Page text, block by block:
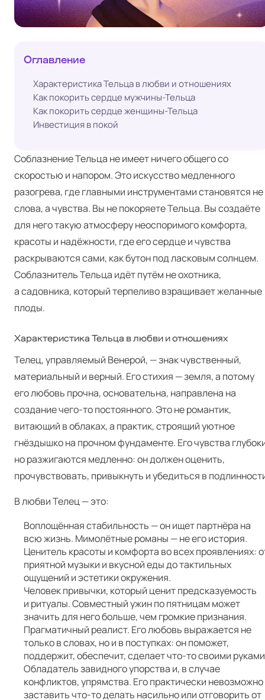
Оглавление
Характеристика Тельца в любви и отношениях
Как покорить сердце мужчины-Тельца
Как покорить сердце женщины-Тельца
Инвестиция в покой
Соблазнение Тельца не имеет ничего общего со
скоростью и напором. Это искусство медленного
разогрева, где главными инструментами становятся не
слова, а чувства. Вы не покоряете Тельца. Вы создаёте
для него такую атмосферу неоспоримого комфорта,
красоты и надёжности, где его сердце и чувства
раскрываются сами, как бутон под ласковым солнцем.
Соблазнитель Тельца идёт путём не охотника,
а садовника, который терпеливо взращивает желанные
плоды.
Характеристика Тельца в любви и отношениях
Телец, управляемый Венерой, — знак чувственный,
материальный и верный. Его стихия — земля, а потому
его любовь прочна, основательна, направлена на
создание чего-то постоянного. Это не романтик,
витающий в облаках, а практик, строящий уютное
гнёздышко на прочном фундаменте. Его чувства
но разжигаются медленно: он должен оценить,
прочувствовать, привыкнуть и убедиться в
В любви Телец — это:
Воплощённая стабильность — он ищет партнёра на
всю жизнь. Мимолётные романы — не его история.
Ценитель красоты и комфорта во всех проявлениях:
приятной музыки и вкусной еды до тактильных
ощущений и эстетики окружения.
Человек привычки, который ценит предсказуемость
и ритуалы. Совместный ужин по пятницам может
значить для него больше, чем громкие признания.
Прагматичный реалист. Его любовь выражается не
только в словах, но и в поступках: он поможет,
поддержит, обеспечит, сделает что-то своими
Обладатель завидного упорства и, в случае
конфликтов, упрямства. Его практически невозможно
заставить что-то делать насильно или отговорить от